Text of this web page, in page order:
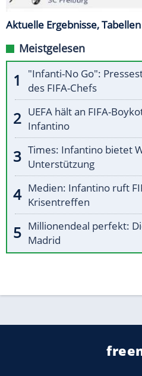
Aktuelle Ergebnisse,
Meistgelesen
"Infanti-No Go":
des FIFA-Chefs
UEFA hält an FIFA-
Infantino
Times: Infantino bietet
Unterstützung
Medien: Infantino ruft
Krisentreffen
Millionendeal perfekt:
Madrid